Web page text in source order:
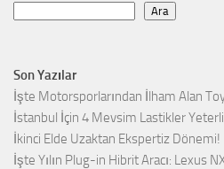
Ara
Son Yazılar
İşte Motorsporlarından İlham Alan
İstanbul İçin 4 Mevsim Lastikler Yeterli
İkinci Elde Uzaktan Ekspertiz Dönemi!
İşte Yılın Plug-in Hibrit Aracı: Lexus